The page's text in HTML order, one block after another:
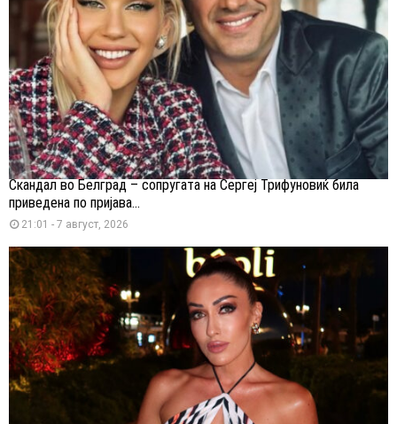
Скандал во Белград – сопругата на Сергеј Трифуновиќ била
приведена по пријава...
21:01 - 7 август, 2026